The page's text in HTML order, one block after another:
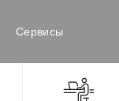
Сервисы